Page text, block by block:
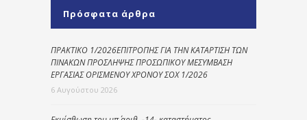
Πρόσφατα άρθρα
ΠΡΑΚΤΙΚΟ 1/2026ΕΠΙΤΡΟΠΗΣ ΓΙΑ ΤΗΝ ΚΑΤΑΡΤΙΣΗ ΤΩΝ
ΠΙΝΑΚΩΝ ΠΡΟΣΛΗΨΗΣ ΠΡΟΣΩΠΙΚΟΥ ΜΕΣΥΜΒΑΣΗ
ΕΡΓΑΣΙΑΣ ΟΡΙΣΜΕΝΟΥ ΧΡΟΝΟΥ ΣΟΧ 1/2026
6 Αυγούστου 2026